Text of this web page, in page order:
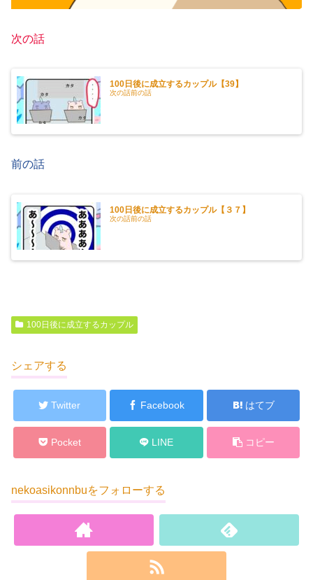
次の話
100日後に成立するカップル【39】
次の話前の話
前の話
100日後に成立するカップル【３７】
次の話前の話
100日後に成立するカップル
シェアする
Twitter Facebook はてブ
Pocket LINE コピー
nekoasikonnbuをフォローする